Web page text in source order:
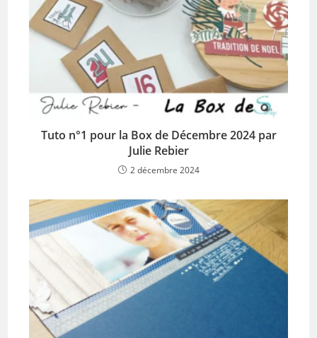
Tuto n°1 pour la Box de Décembre 2024 par
Julie Rebier
2 décembre 2024